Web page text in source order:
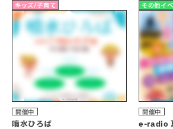
キッズ/子育て
開催中
噴水ひろば
その他イ
開催中
e-radio